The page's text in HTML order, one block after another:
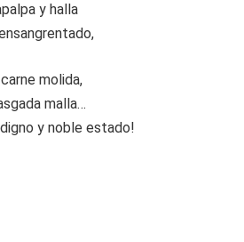
y halla
molida,
malla…
y noble estado!